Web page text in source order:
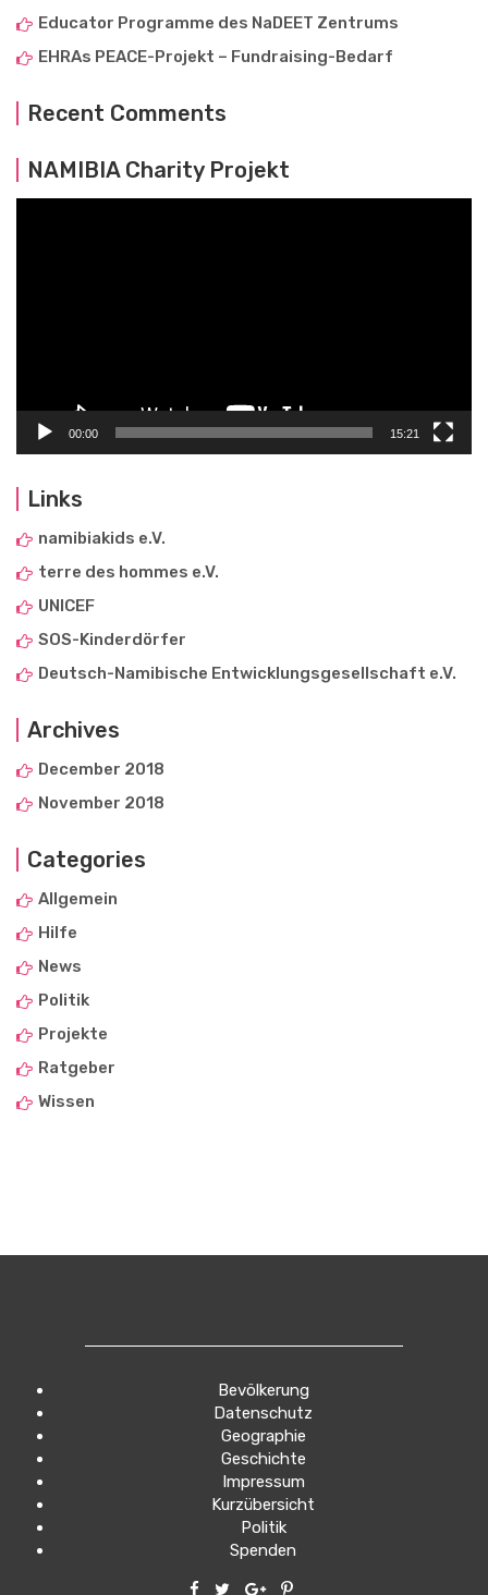
Educator Programme des NaDEET Zentrums
EHRAs PEACE-Projekt – Fundraising-Bedarf
Recent Comments
NAMIBIA Charity Projekt
00:00 15:21
Links
namibiakids e.V.
terre des hommes e.V.
UNICEF
SOS-Kinderdörfer
Deutsch-Namibische Entwicklungsgesellschaft e.V.
Archives
December 2018
November 2018
Categories
Allgemein
Hilfe
News
Politik
Projekte
Ratgeber
Wissen
Bevölkerung
Datenschutz
Geographie
Geschichte
Impressum
Kurzübersicht
Politik
Spenden